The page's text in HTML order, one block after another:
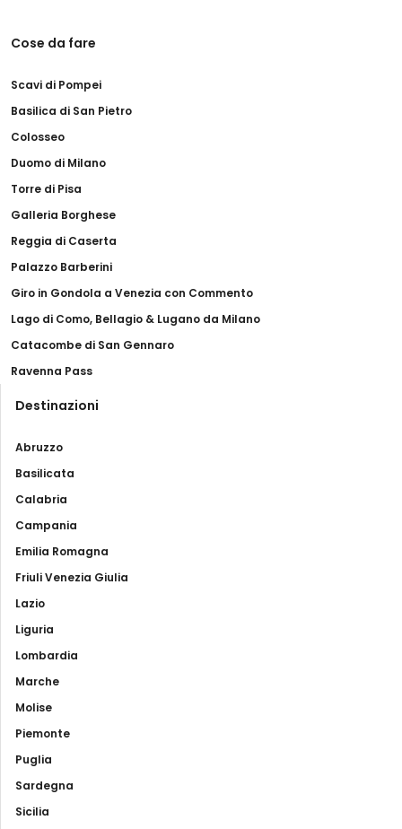
Cose da fare
Scavi di Pompei
Basilica di San Pietro
Colosseo
Duomo di Milano
Torre di Pisa
Galleria Borghese
Reggia di Caserta
Palazzo Barberini
Giro in Gondola a Venezia con Commento
Lago di Como, Bellagio & Lugano da Milano
Catacombe di San Gennaro
Ravenna Pass
Destinazioni
Abruzzo
Basilicata
Calabria
Campania
Emilia Romagna
Friuli Venezia Giulia
Lazio
Liguria
Lombardia
Marche
Molise
Piemonte
Puglia
Sardegna
Sicilia